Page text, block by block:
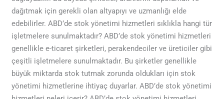
dağıtmak için gerekli olan altyapıyı ve uzmanlığı elde
edebilirler. ABD’de stok yönetimi hizmetleri sıklıkla hangi tür
işletmelere sunulmaktadır? ABD’de stok yönetimi hizmetleri
genellikle e-ticaret şirketleri, perakendeciler ve üreticiler gibi
çeşitli işletmelere sunulmaktadır. Bu şirketler genellikle
büyük miktarda stok tutmak zorunda oldukları için stok
yönetimi hizmetlerine ihtiyaç duyarlar. ABD’de stok yönetimi